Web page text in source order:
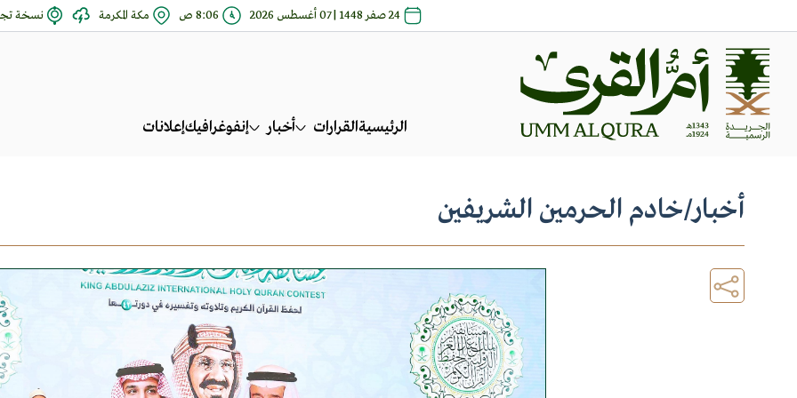
24 صفر 1448 | 07 أغسطس 2026 8:06 ص مكة المكرمة نسخة
الرئيسيةالقرارات أخبار إنفوغرافيكإعلانات
أخبار/خادم الحرمين الشريفين